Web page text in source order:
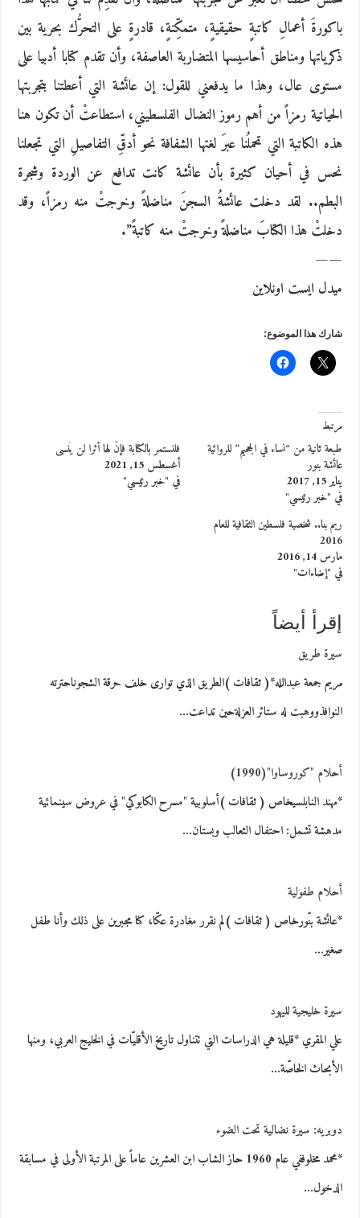
باكورةَ أعمالِ كاتبةٍ حقيقيةٍ، متمكِّنةٍ، قادرةٍ على التحرُّك بحرية بين
ذكرياتها ومناطق أحاسيسها المتضاربة العاصفة، وأن تقدم كتابا أدبيا على
مستوى عال، وهذا ما يدفعني للقول: إن عائشة التي أعطتنا بتجربتها
الحياتية رمزاً من أهم رموز النضال الفلسطيني، استطاعتْ أن تكون هنا
هذه الكاتبة التي تحملُنا عبرَ لغتها الشفافة نحو أدقِّ التفاصيلِ التي تجعلنا
نحس في أحيان كثيرة بأن عائشة كانت تدافع عن الوردة وشجرة
البطم.. لقد دخلت عائشةُ السجنَ مناضلةً وخرجتْ منه رمزاً، وقد
دخلتْ هذا الكتابَ مناضلةً وخرجتْ منه كاتبةً”.
——
ميدل ايست اونلاين
شارك هذا الموضوع:
مرتبط
طبعة ثانية من “نساء في الجحيم” للروائية
عائشة بنور
يناير 15, 2017
في "خبر رئيسي"
فلنستمر بالكتابة فإنّ لها أثرا لن يُنسى
أغسطس 15, 2021
في "خبر رئيسي"
ريم بنا.. شخصية فلسطين الثقافية للعام
2016
مارس 14, 2016
في "إضاءات"
إقرأ أيضاً
سيرة طريق
مريم جمعة عبدالله*( ثقافات )الطريق الذي توارى خلف حرقة الشجوناحترته
النوافذووهبت له ستائر العزلةحين تداعت…
أحلام "كوروساوا"(1990)
*مهند النابلسيخاص ( ثقافات )أسلوبية "مسرح الكابوكي" في عروض سينمائية
مدهشة تشمل: احتفال الثعالب وبستان…
أحلام طفولية
*عائشة بنّورخاص ( ثقافات )لم نقرر مغادرة عكّا، كنا مجبرين على ذلك وأنا طفل
صغير…
سيرة خليجية لليهود
علي المقري *قليلة هي الدراسات التي تتناول تاريخ الأقليّات في الخليج العربي، ومنها
الأبحاث الخاصّة…
دوبريه: سيرة نضالية تحت الضوء
*محمد مخلوففي عام 1960 حاز الشاب ابن العشرين عاماً على المرتبة الأولى في مسابقة
الدخول…